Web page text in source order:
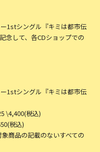
1stシングル『キミは都市伝
念して、各CDショップでの
1stシングル『キミは都市伝
\4,400(税込)
税込)
商品の記載のないすべての